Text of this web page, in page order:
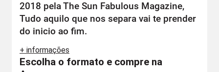
2018 pela The Sun Fabulous Magazine,
Tudo aquilo que nos separa vai te prender
do inicio ao fim.
+ informações
Escolha o formato e compre na